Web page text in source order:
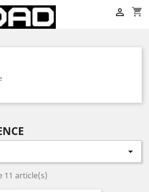
shopping_cart


11 article(s)